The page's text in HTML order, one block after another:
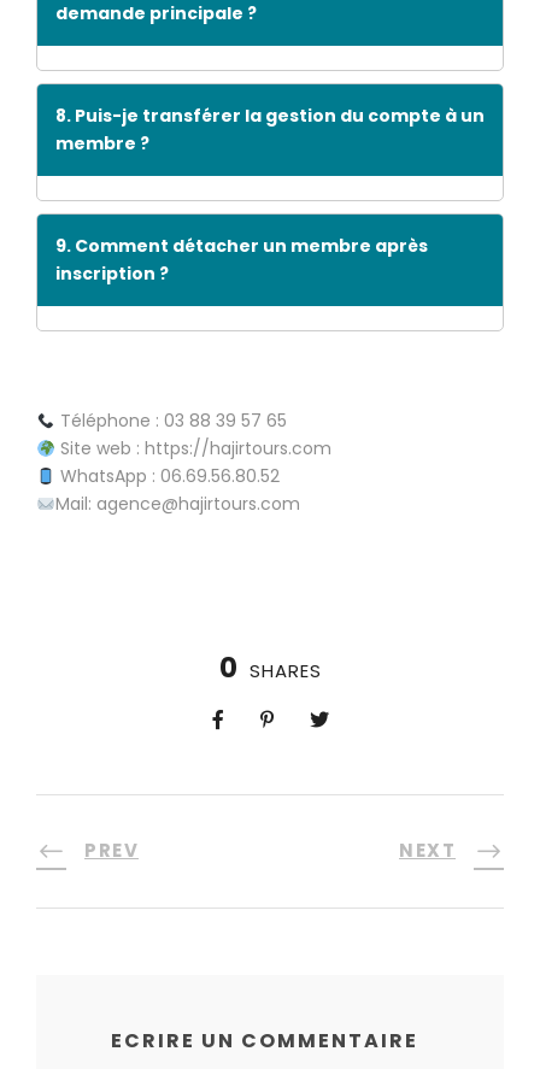
demande principale ?
8. Puis-je transférer la gestion du compte à un
membre ?
9. Comment détacher un membre après
inscription ?
Téléphone : 03 88 39 57 65
Site web : https://hajirtours.com
WhatsApp : 06.69.56.80.52
Mail: agence@hajirtours.com
0 SHARES
PREV NEXT
ECRIRE UN COMMENTAIRE